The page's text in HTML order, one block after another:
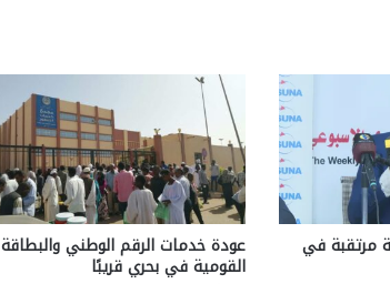
مرتقبة في عودة خدمات الرقم الوطني والبطاقة
القومية في بحري قريبًا